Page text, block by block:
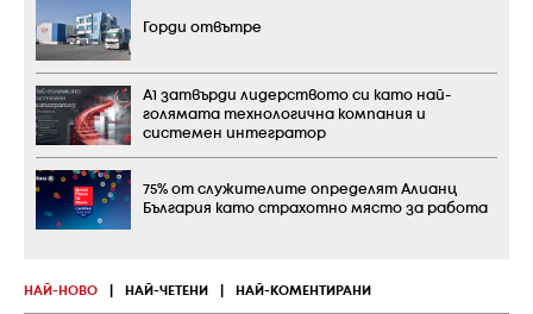
НАЙ-НОВО НАЙ-ЧЕТЕНИ НАЙ-КОМЕНТИРАНИ
Горди отвътре
А1 затвърди лидерството си като най-
голямата технологична компания и
системен интегратор
75% от служителите определят Алианц
България като страхотно място за работа